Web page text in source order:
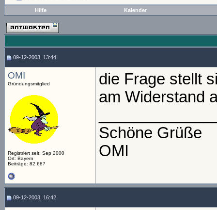
Hilfe Kalender
09-12-2003, 13:44
OMI
Gründungsmitglied
Registriert seit: Sep 2000
Ort: Bayern
Beiträge: 82.687
die Frage stellt
am Widerstand
Schöne Grüße
OMI
09-12-2003, 16:42